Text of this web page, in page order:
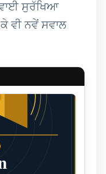
ਸੁਰੱਖਿਆ
ਵੀ ਨਵੇਂ ਸਵਾਲ